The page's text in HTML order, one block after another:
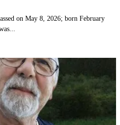
on May 8, 2026; born February